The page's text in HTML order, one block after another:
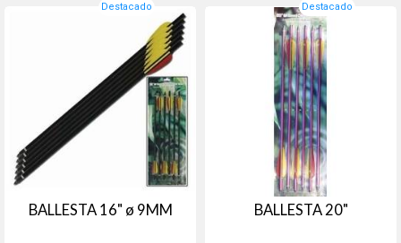
Destacado
BALLESTA 16" ø 9MM
Destacado
BALLESTA 20"